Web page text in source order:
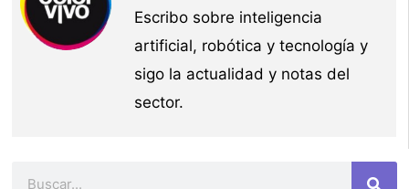
Escribo sobre inteligencia
artificial, robótica y tecnología y
sigo la actualidad y notas del
sector.